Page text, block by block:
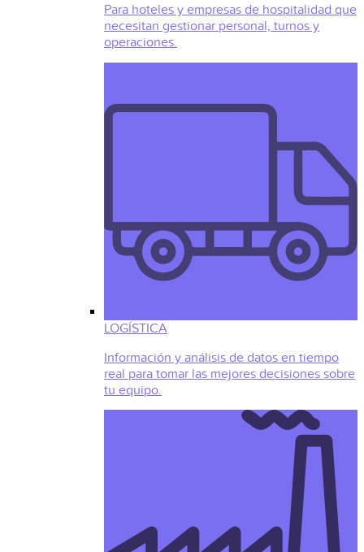
Para hoteles y empresas de hospitalidad que
necesitan gestionar personal, turnos y
operaciones.
LOGÍSTICA
Información y análisis de datos en tiempo
real para tomar las mejores decisiones sobre
tu equipo.